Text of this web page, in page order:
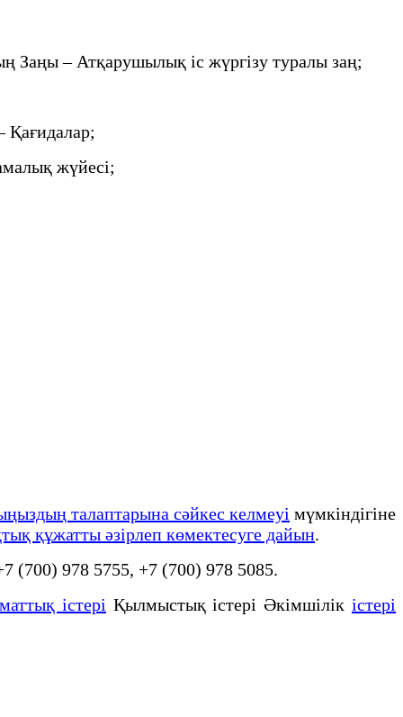
Заңы – Атқарушылық іс жүргізу туралы заң;
Қағидалар;
жүйесі;
талаптарына сәйкес келмеуі мүмкіндігіне
құжатты әзірлеп көмектесуге дайын.
(700) 978 5755, +7 (700) 978 5085.
істері Қылмыстық істері Әкімшілікістері